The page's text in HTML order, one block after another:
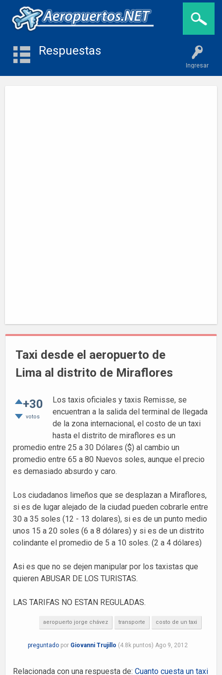
Ingresar
Respuestas
Taxi desde el aeropuerto de
Lima al distrito de Miraflores
+30
votos
Los taxis oficiales y taxis Remisse, se
encuentran a la salida del terminal de llegada
de la zona internacional, el costo de un taxi
hasta el distrito de miraflores es un
promedio entre 25 a 30 Dólares ($) al cambio un
promedio entre 65 a 80 Nuevos soles, aunque el precio
es demasiado absurdo y caro.
Los ciudadanos limeños que se desplazan a Miraflores,
si es de lugar alejado de la ciudad pueden cobrarle entre
30 a 35 soles (12 - 13 dolares), si es de un punto medio
unos 15 a 20 soles (6 a 8 dólares) y si es de un distrito
colindante el promedio de 5 a 10 soles. (2 a 4 dólares)
Asi es que no se dejen manipular por los taxistas que
quieren ABUSAR DE LOS TURISTAS.
LAS TARIFAS NO ESTAN REGULADAS.
aeropuerto jorge chávez transporte costo de un taxi
preguntado por Giovanni Trujillo (4.8k puntos) Ago 9, 2012
Relacionada con una respuesta de: Cuanto cuesta un taxi